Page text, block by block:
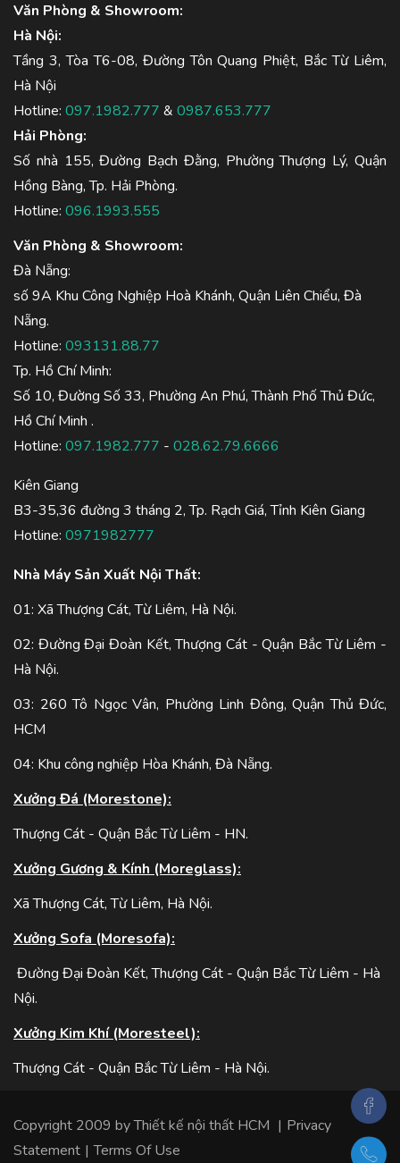
Văn Phòng & Showroom:
Hà Nội:
Tầng 3, Tòa T6-08, Đường Tôn Quang Phiệt, Bắc Từ Liêm,
Hà Nội
Hotline: 097.1982.777 & 0987.653.777
Hải Phòng:
Số nhà 155, Đường Bạch Đằng, Phường Thượng Lý, Quận
Hồng Bàng, Tp. Hải Phòng.
Hotline: 096.1993.555
Văn Phòng & Showroom:
Đà Nẵng:
số 9A Khu Công Nghiệp Hoà Khánh, Quận Liên Chiểu, Đà
Nẵng.
Hotline: 093131.88.77
Tp. Hồ Chí Minh:
Số 10, Đường Số 33, Phường An Phú, Thành Phố Thủ Đức,
Hồ Chí Minh .
Hotline: 097.1982.777 - 028.62.79.6666
Kiên Giang
B3-35,36 đường 3 tháng 2, Tp. Rạch Giá, Tỉnh Kiên Giang
Hotline: 0971982777
Nhà Máy Sản Xuất Nội Thất:
01: Xã Thượng Cát, Từ Liêm, Hà Nội.
02: Đường Đại Đoàn Kết, Thượng Cát - Quận Bắc Từ Liêm -
Hà Nội.
03: 260 Tô Ngọc Vân, Phường Linh Đông, Quận Thủ Đức,
HCM
04: Khu công nghiệp Hòa Khánh, Đà Nẵng.
Xưởng Đá (Morestone):
Thượng Cát - Quận Bắc Từ Liêm - HN.
Xưởng Gương & Kính (Moreglass):
Xã Thượng Cát, Từ Liêm, Hà Nội.
Xưởng Sofa (Moresofa):
Đường Đại Đoàn Kết, Thượng Cát - Quận Bắc Từ Liêm - Hà
Nội.
Xưởng Kim Khí (Moresteel):
Thượng Cát - Quận Bắc Từ Liêm - Hà Nội.
Copyright 2009 byThiết kế nội thất HCM | Privacy
Statement | Terms Of Use